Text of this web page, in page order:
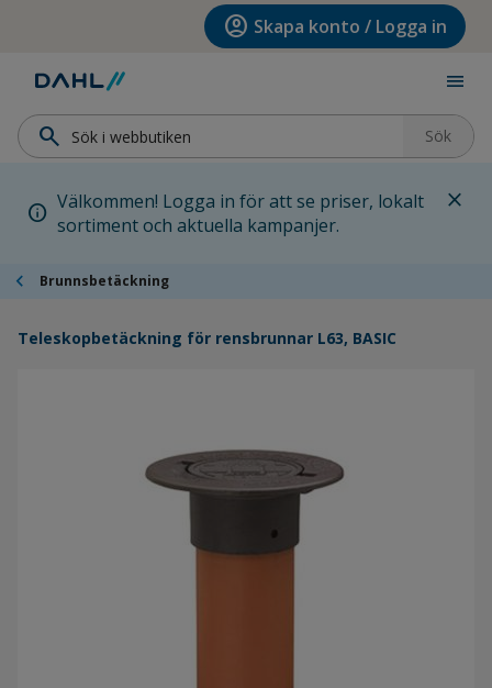
Hoppa till huvudinnehållet account_circle Skapa konto / Logga in
menu
search Sök
info Välkommen! Logga in för att se priser, lokalt
sortiment och aktuella kampanjer.
close
chevron_left Brunnsbetäckning
Teleskopbetäckning för rensbrunnar L63, BASIC